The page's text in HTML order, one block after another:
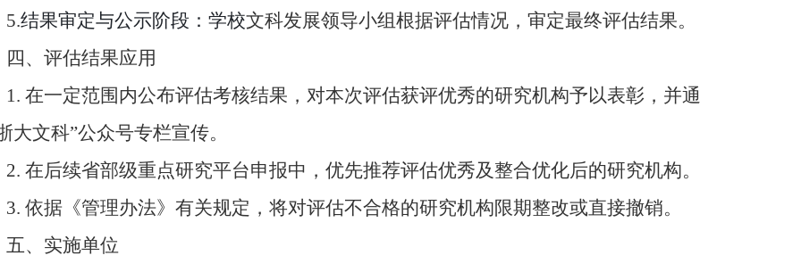
5.结果审定与公示阶段： 学校文科发展领导小组根据评估情况 ， 审定最终评估结果。
四、评估结果应用
1. 在一定范围内公布评估考核结果，对本次评估获评优秀的研究机构予以表彰，并通
大文科”公众号专栏宣传。
2. 在后续省部级重点研究平台申报中，优先推荐评估优秀及整合优化后的研究机构。
3. 依据《管理办法》有关规定，将对评估不合格的研究机构限期整改或直接撤销。
五、 实施单位